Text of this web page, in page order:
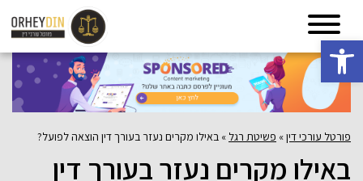
פתח סרגל נגישות
פורטל עורכי דין» פשיטת רגל » באילו מקרים נעזר בעורך דין הוצאה לפועל?
באילו מקרים נעזר בעורך דין